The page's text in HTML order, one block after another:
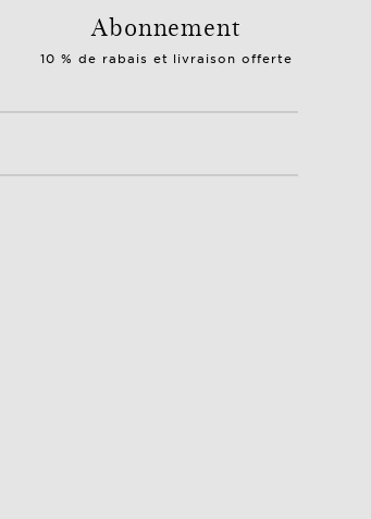
Abonnement
10 % de rabais et livraison offerte